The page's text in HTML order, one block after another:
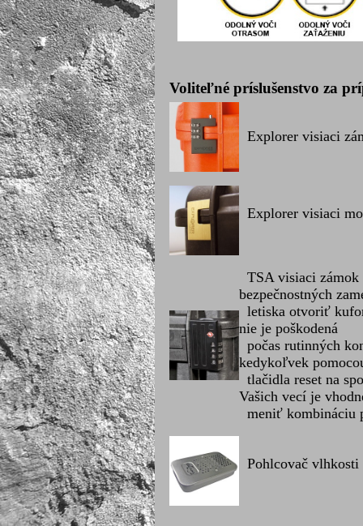
Voliteľné príslušenstvo za
Explorer visiaci
Explorer visiaci
TSA visiaci zámok
bezpečnostných
letiska otvoriť
nie je poškodená
počas rutinných
kedykoľvek
tlačidla reset na
Vašich vecí je
meniť kombináciu
Pohlcovač